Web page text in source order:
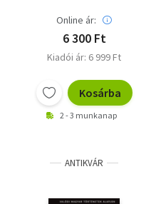
Online ár:
6 300 Ft
Kiadói ár: 6 999 Ft
Kosárba
2 - 3 munkanap
ANTIKVÁR